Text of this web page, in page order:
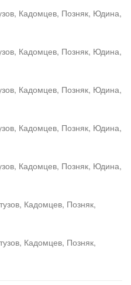
Кадомцев, Позняк, Юдина,
Кадомцев, Позняк, Юдина,
Кадомцев, Позняк, Юдина,
Кадомцев, Позняк, Юдина,
Кадомцев, Позняк, Юдина,
Кадомцев, Позняк,
Кадомцев, Позняк,